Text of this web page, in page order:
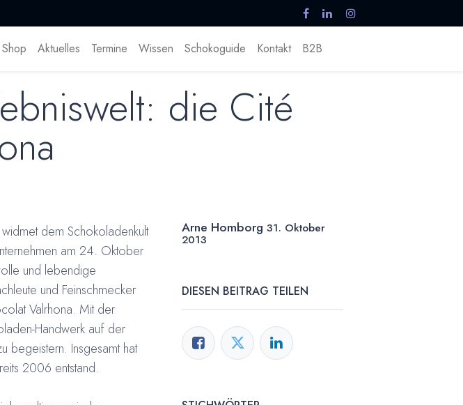
Shop Aktuelles Termine Wissen Schokoguide Kontakt B2B
die Cité
dem Schokoladenkult
am 24. Oktober
und lebendige
und Feinschmecker
Valrhona. Mit der
Handwerk auf der
begeistern. Insgesamt hat
2006 entstand.
Arne Homborg 31. Oktober
2013
DIESEN BEITRAG TEILEN